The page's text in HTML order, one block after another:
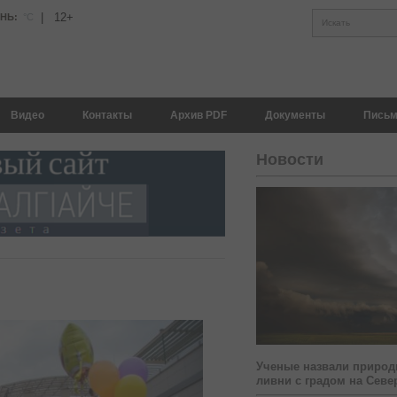
12+ Искать
Видео Контакты Архив PDF Документы
Новости
Ученые назвали
ливни с градом на